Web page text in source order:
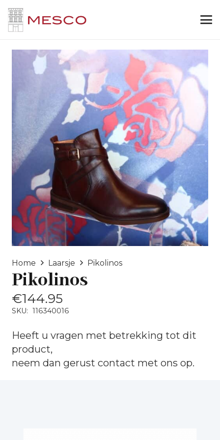
Home Laarsje Pikolinos
Pikolinos
€144.95
SKU: 116340016
Heeft u vragen met betrekking tot dit
product,
neem dan gerust contact met ons op.